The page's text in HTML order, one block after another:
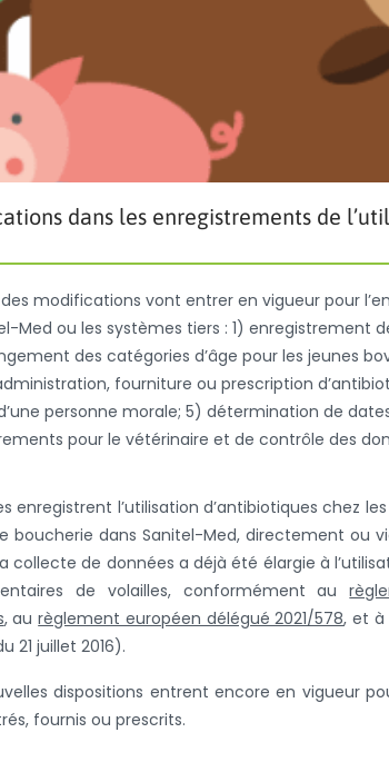
dans les enregistrements de
des modifications vont entrer en vigueur pour
Med ou les systèmes tiers : 1) enregistrement
des catégories d’âge pour les jeunes
fourniture ou prescription
personne morale; 5) détermination de
pour le vétérinaire et de contrôle des
enregistrent l’utilisation d’antibiotiques chez
boucherie dans Sanitel-Med, directement ou
collecte de données a déjà été élargie à
de volailles, conformément au
, aurèglement européen délégué 2021/578,et à
21 juillet 2016).
dispositions entrent encore en vigueur
fournis ou prescrits.